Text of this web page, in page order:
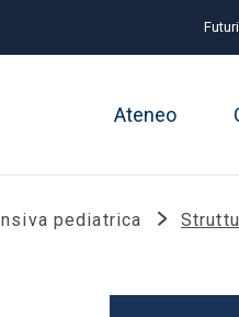
Ateneo
pediatrica